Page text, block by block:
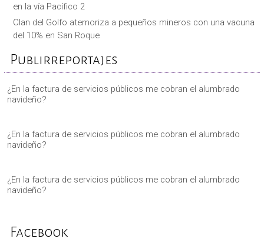
en la vía Pacífico 2
Clan del Golfo atemoriza a pequeños mineros con una vacuna
del 10% en San Roque
Publirreportajes
¿En la factura de servicios públicos me cobran el alumbrado
navideño?
¿En la factura de servicios públicos me cobran el alumbrado
navideño?
¿En la factura de servicios públicos me cobran el alumbrado
navideño?
Facebook